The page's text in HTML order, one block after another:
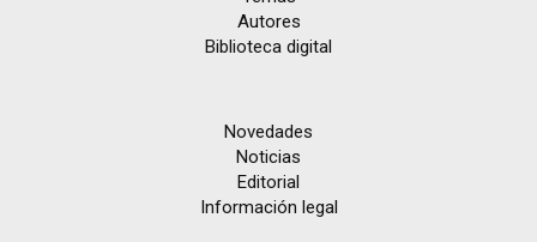
Autores
Biblioteca digital
Novedades
Noticias
Editorial
Información legal